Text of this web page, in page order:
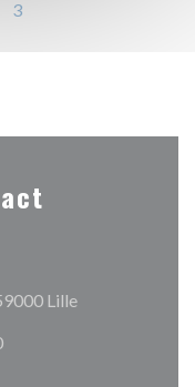
3
Lille((ouvre une